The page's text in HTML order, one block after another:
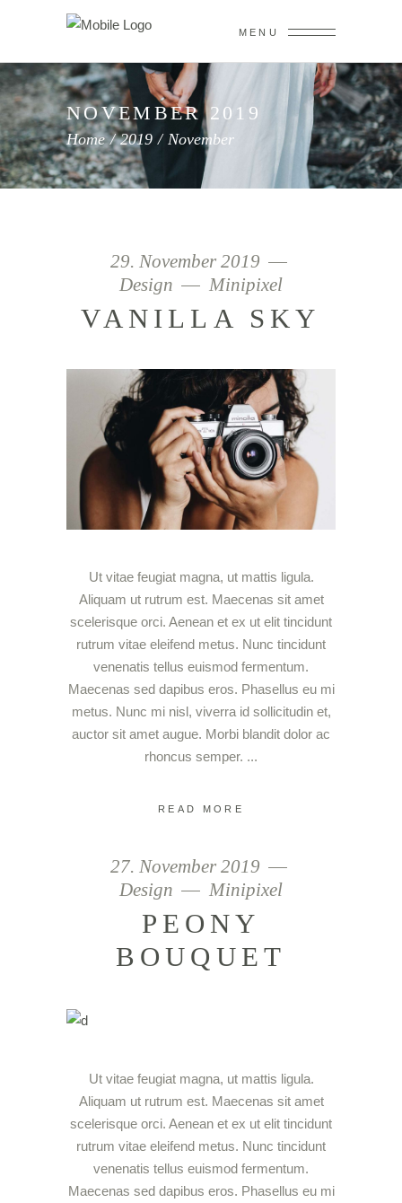
MENU
NOVEMBER 2019
Home/2019/November
29. November 2019
Design
Minipixel
VANILLA SKY
Ut vitae feugiat magna, ut mattis ligula.
Aliquam ut rutrum est. Maecenas sit amet
scelerisque orci. Aenean et ex ut elit tincidunt
rutrum vitae eleifend metus. Nunc tincidunt
venenatis tellus euismod fermentum.
Maecenas sed dapibus eros. Phasellus eu mi
metus. Nunc mi nisl, viverra id sollicitudin et,
auctor sit amet augue. Morbi blandit dolor ac
rhoncus semper.
READ MORE
27. November 2019
Design
Minipixel
PEONY
BOUQUET
Ut vitae feugiat magna, ut mattis ligula.
Aliquam ut rutrum est. Maecenas sit amet
scelerisque orci. Aenean et ex ut elit tincidunt
rutrum vitae eleifend metus. Nunc tincidunt
venenatis tellus euismod fermentum.
Maecenas sed dapibus eros. Phasellus eu mi